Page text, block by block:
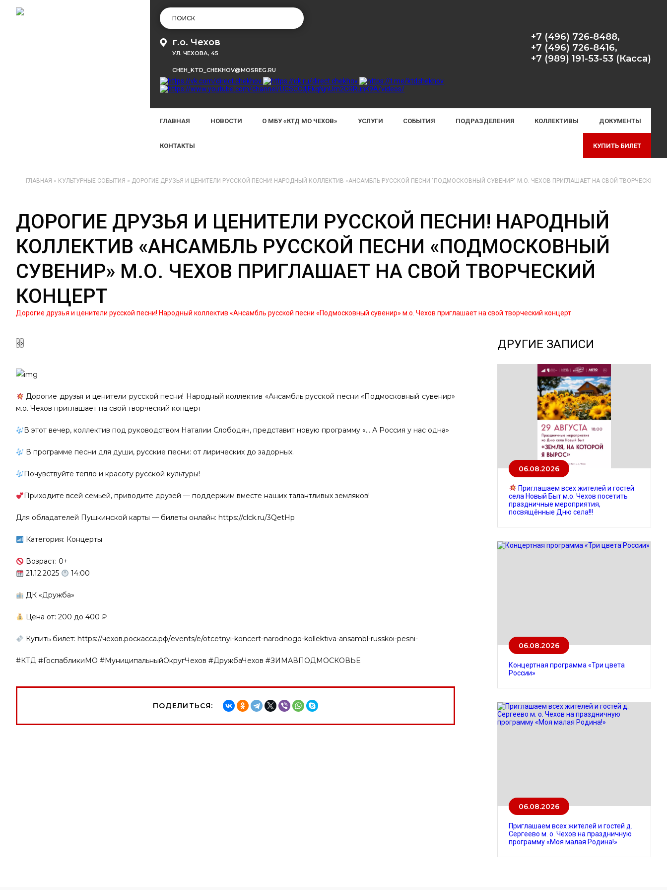
г.о. Чехов
УЛ. ЧЕХОВА, 45
+7 (496) 726-8488,
+7 (496) 726-8416,
+7 (989) 191-53-53 (Касса)
CHEH_KTD_CHEKHOV@MOSREG.RU
ГЛАВНАЯ НОВОСТИ О МБУ «КТД МО ЧЕХОВ» УСЛУГИ СОБЫТИЯ ПОДРАЗДЕЛЕНИЯ КОЛЛЕКТИВЫ ДОКУМЕНТЫ
КОНТАКТЫ КУПИТЬ БИЛЕТ
ГЛАВНАЯ » КУЛЬТУРНЫЕ СОБЫТИЯ » ДОРОГИЕ ДРУЗЬЯ И ЦЕНИТЕЛИ РУССКОЙ ПЕСНИ! НАРОДНЫЙ КОЛЛЕКТИВ «АНСАМБЛЬ РУССКОЙ ПЕСНИ "ПОДМОСКОВНЫЙ СУВЕНИР" М.О. ЧЕХОВ ПРИГЛАШАЕТ НА СВОЙ ТВОРЧЕСКИЙ
ДОРОГИЕ ДРУЗЬЯ И ЦЕНИТЕЛИ РУССКОЙ ПЕСНИ! НАРОДНЫЙ
КОЛЛЕКТИВ «АНСАМБЛЬ РУССКОЙ ПЕСНИ «ПОДМОСКОВНЫЙ
СУВЕНИР» М.О. ЧЕХОВ ПРИГЛАШАЕТ НА СВОЙ ТВОРЧЕСКИЙ
КОНЦЕРТ
Дорогие друзья и ценители русской песни! Народный коллектив «Ансамбль русской песни «Подмосковный сувенир» м.о. Чехов приглашает на свой творческий концерт
‹ ›
Дорогие друзья и ценители русской песни! Народный коллектив «Ансамбль русской песни «Подмосковный сувенир»
м.о. Чехов приглашает на свой творческий концерт
В этот вечер, коллектив под руководством Наталии Слободян, представит новую программу «… А Россия у нас одна»
В программе песни для души, русские песни: от лирических до задорных.
Почувствуйте тепло и красоту русской культуры!
Приходите всей семьей, приводите друзей — поддержим вместе наших талантливых земляков!
Для обладателей Пушкинской карты — билеты онлайн: https://clck.ru/3QetHp
Категория: Концерты
Возраст: 0+
21.12.2025
14:00
ДК «Дружба»
Цена от: 200 до 400 ₽
Купить билет: https://чехов.роскасса.рф/events/e/otcetnyi-koncert-narodnogo-kollektiva-ansambl-russkoi-pesni-
#КТД #ГоспабликиМО #МуниципальныйОкругЧехов #ДружбаЧехов #ЗИМАВПОДМОСКОВЬЕ
ПОДЕЛИТЬСЯ:
ДРУГИЕ ЗАПИСИ
06.08.2026
Приглашаем всех жителей и гостей
села Новый Быт м.о. Чехов посетить
праздничные мероприятия,
посвящённые Дню села!!!
06.08.2026
Концертная программа «Три цвета
России»
06.08.2026
Приглашаем всех жителей и гостей д.
Сергеево м. о. Чехов на праздничную
программу «Моя малая Родина!»